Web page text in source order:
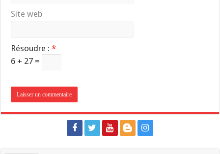
Site web
Résoudre :*
6 + 27 =